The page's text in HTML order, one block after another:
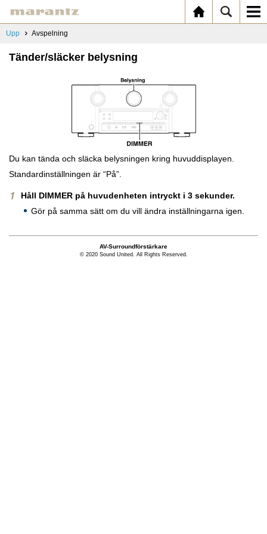
Upp Avspelning
Tänder/släcker belysning
Du kan tända och släcka belysningen kring huvuddisplayen.
Standardinställningen är “På”.
Håll DIMMER på huvudenheten intryckt i 3 sekunder.
Gör på samma sätt om du vill ändra inställningarna igen.
AV-Surroundförstärkare
© 2020 Sound United. All Rights Reserved.